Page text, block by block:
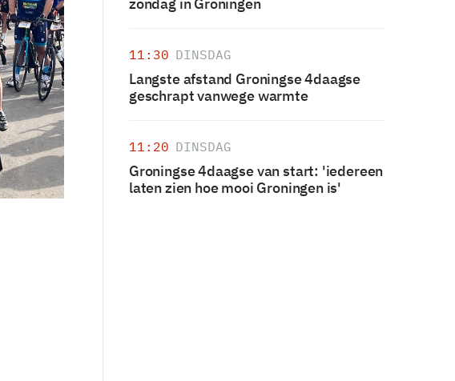
11:30 DINSDAG
Langste afstand Groningse 4daagse
geschrapt vanwege warmte
11:20 DINSDAG
Groningse 4daagse van start: 'iedereen
laten zien hoe mooi Groningen is'